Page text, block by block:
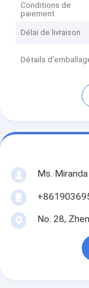
Conditions de
paiement
Délai de livraison
Détails
Ms. Miranda
No. 28,